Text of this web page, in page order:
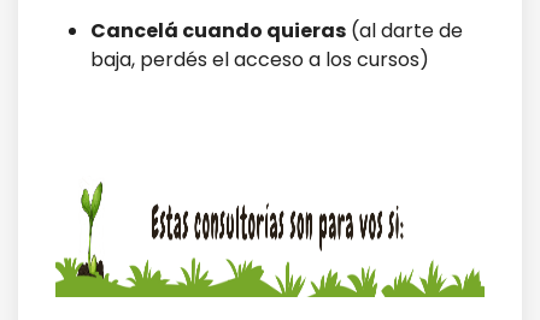
Cancelá cuando quieras (al darte de
baja, perdés el acceso a los cursos)